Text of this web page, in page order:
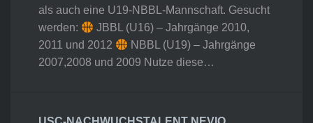
als auch eine U19-NBBL-Mannschaft. Gesucht
werden:
JBBL (U16) – Jahrgänge 2010,
2011 und 2012
NBBL (U19) – Jahrgänge
2007,2008 und 2009 Nutze diese…